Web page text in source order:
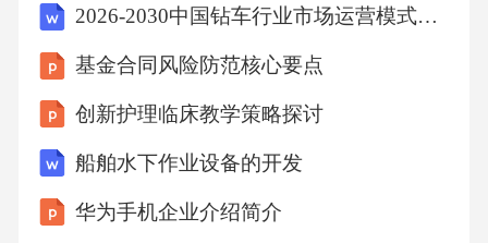
物，阐述错误的是（）
A、儒家的代表人物是孔子、孟子、荀子
B、道家的代表人物是老子、庄子
2026-2030中国钻车行业市场运营模式及未来发展动向预测报告
基金合同风险防范核心要点
创新护理临床教学策略探讨
船舶水下作业设备的开发
华为手机企业介绍简介